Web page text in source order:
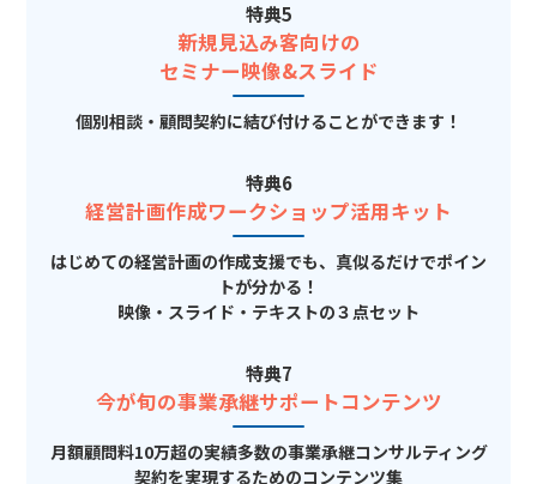
特典5
新規見込み客向けの
セミナー映像&スライド
個別相談・顧問契約に結び付けることができます！
特典6
経営計画作成ワークショップ活用キット
はじめての経営計画の作成支援でも、真似るだけでポイン
トが分かる！
映像・スライド・テキストの３点セット
特典7
今が旬の事業承継サポートコンテンツ
月額顧問料10万超の実績多数の事業承継コンサルティング
契約を実現するためのコンテンツ集